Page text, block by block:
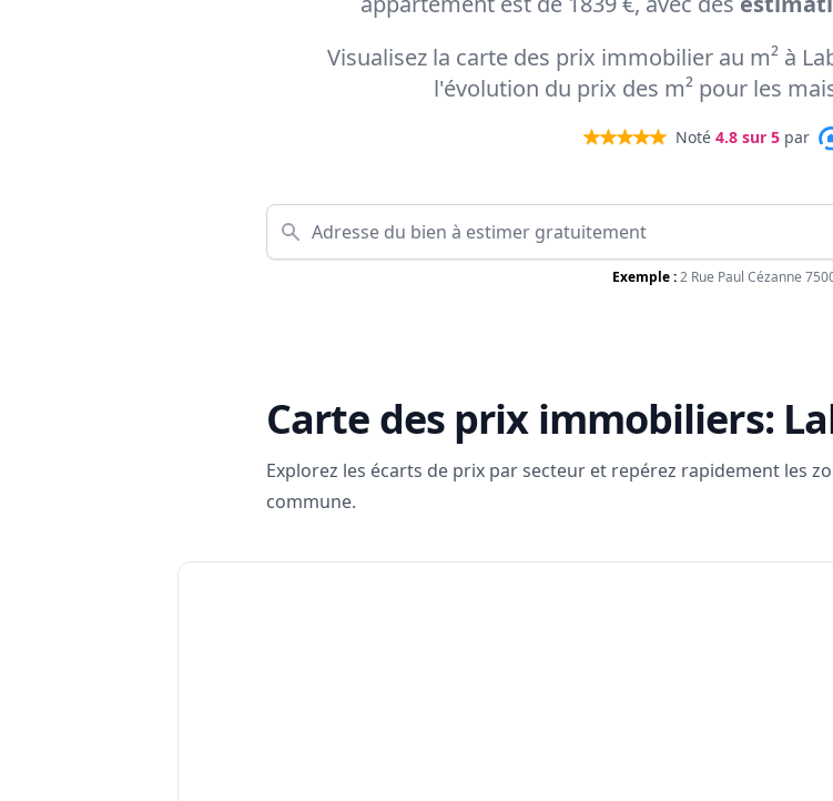
Visualisez la carte des prix immobilier au m² à
l'évolution du prix des m² pour les
Noté 4.8 sur 5 par
Exemple :2 Rue Paul Cézanne
Carte des prix immobiliers:
Explorez les écarts de prix par secteur et repérez rapidement les
commune.